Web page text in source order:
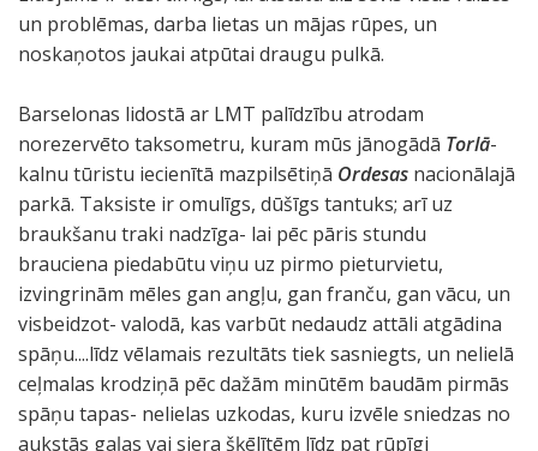
un problēmas, darba lietas un mājas rūpes, un
noskaņotos jaukai atpūtai draugu pulkā.
Barselonas lidostā ar LMT palīdzību atrodam
norezervēto taksometru, kuram mūs jānogādā Torlā-
kalnu tūristu iecienītā mazpilsētiņā Ordesas nacionālajā
parkā. Taksiste ir omulīgs, dūšīgs tantuks; arī uz
braukšanu traki nadzīga- lai pēc pāris stundu
brauciena piedabūtu viņu uz pirmo pieturvietu,
izvingrinām mēles gan angļu, gan franču, gan vācu, un
visbeidzot- valodā, kas varbūt nedaudz attāli atgādina
spāņu....līdz vēlamais rezultāts tiek sasniegts, un nelielā
ceļmalas krodziņā pēc dažām minūtēm baudām pirmās
spāņu tapas- nelielas uzkodas, kuru izvēle sniedzas no
aukstās gaļas vai siera šķēlītēm līdz pat rūpīgi